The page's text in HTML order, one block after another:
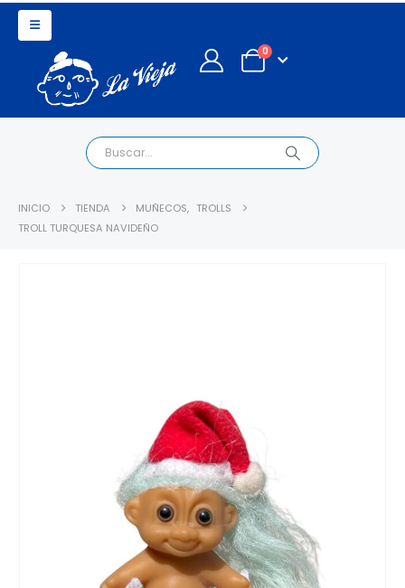
0
INICIO TIENDA MUÑECOS, TROLLS
TROLL TURQUESA NAVIDEÑO